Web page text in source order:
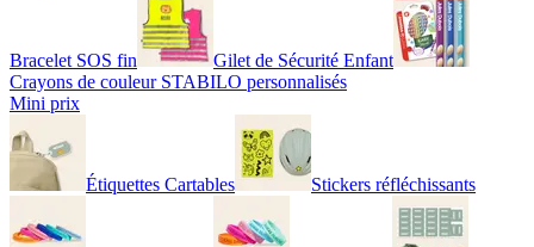
Bracelet SOS fin
Gilet de Sécurité Enfant
Crayons de couleur STABILO personnalisés
Mini prix
Étiquettes Cartables Stickers réfléchissants